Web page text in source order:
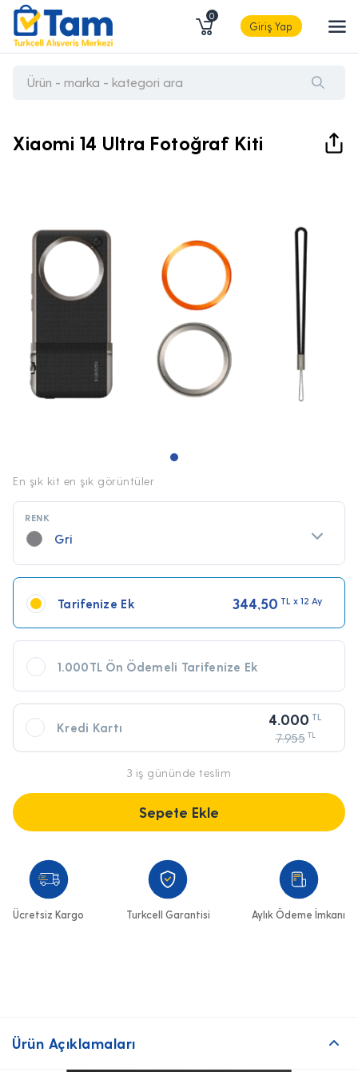
0
Giriş Yap
Xiaomi 14 Ultra Fotoğraf Kiti
En şık kit en şık görüntüler
RENK
Gri
Tarifenize Ek 344,50 TL x 12 Ay
1.000TL Ön Ödemeli Tarifenize Ek
258,50
Kredi Kartı
4.000 TL
7.955 TL
3 iş gününde teslim
Sepete Ekle
Ücretsiz Kargo Turkcell Garantisi Aylık Ödeme İmkanı
Ürün Açıklamaları